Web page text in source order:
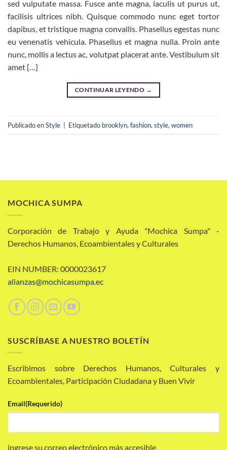
sed vulputate massa. Fusce ante magna, iaculis ut purus ut,
facilisis ultrices nibh. Quisque commodo nunc eget tortor
dapibus, et tristique magna convallis. Phasellus egestas nunc
eu venenatis vehicula. Phasellus et magna nulla. Proin ante
nunc, mollis a lectus ac, volutpat placerat ante. Vestibulum sit
amet […]
CONTINUAR LEYENDO →
Publicado enStyle Etiquetado brooklyn, fashion, style, women
MOCHICA SUMPA
Corporación de Trabajo y Ayuda "Mochica Sumpa" -
Derechos Humanos, Ecoambientales y Culturales
EIN NUMBER: 0000023617
alianzas@mochicasumpa.ec
SUSCRÍBASE A NUESTRO BOLETÍN
Escribimos sobre Derechos Humanos, Culturales y
Ecoambientales, Participación Ciudadana y Buen Vivir
Email(Requerido)
ingrese su correo electrónico más accesible